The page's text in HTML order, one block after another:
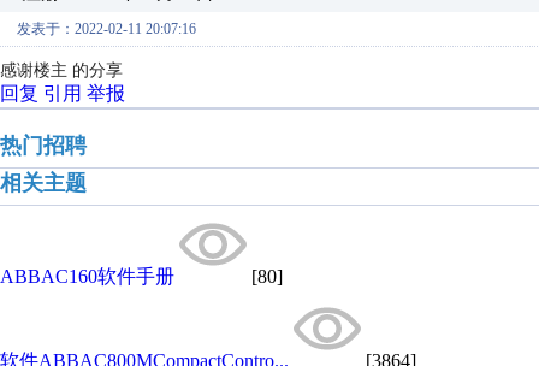
发表于：2022-02-11 20:07:16
感谢楼主 的分享
回复 引用 举报
热门招聘
相关主题
ABBAC160软件手册 [80]
软件ABBAC800MCompactContro... [3864]